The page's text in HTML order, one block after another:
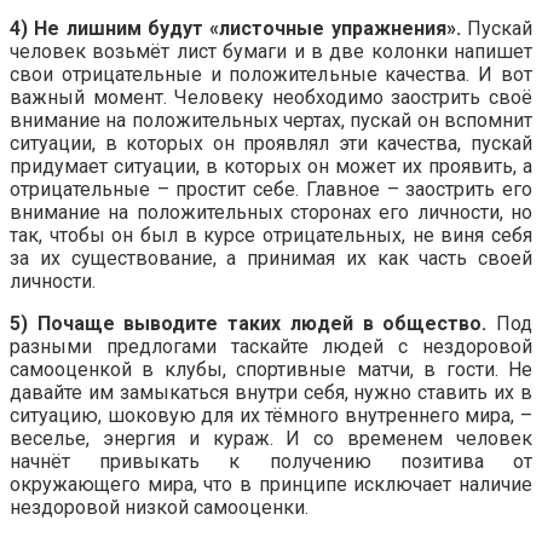
4) Не лишним будут «листочные упражнения».Пускай
человек возьмёт лист бумаги и в две колонки напишет
свои отрицательные и положительные качества. И вот
важный момент. Человеку необходимо заострить своё
внимание на положительных чертах, пускай он вспомнит
ситуации, в которых он проявлял эти качества, пускай
придумает ситуации, в которых он может их проявить, а
отрицательные – простит себе. Главное – заострить его
внимание на положительных сторонах его личности, но
так, чтобы он был в курсе отрицательных, не виня себя
за их существование, а принимая их как часть своей
личности.
5) Почаще выводите таких людей в общество. Под
разными предлогами таскайте людей с нездоровой
самооценкой в клубы, спортивные матчи, в гости. Не
давайте им замыкаться внутри себя, нужно ставить их в
ситуацию, шоковую для их тёмного внутреннего мира, –
веселье, энергия и кураж. И со временем человек
начнёт привыкать к получению позитива от
окружающего мира, что в принципе исключает наличие
нездоровой низкой самооценки.